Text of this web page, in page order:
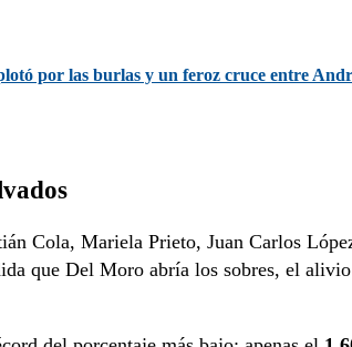
por las burlas y un feroz cruce entre
Cola, Mariela Prieto, Juan Carlos
que Del Moro abría los sobres, el